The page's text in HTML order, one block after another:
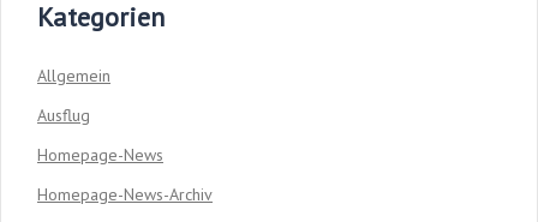
Kategorien
Allgemein
Ausflug
Homepage-News
Homepage-News-Archiv